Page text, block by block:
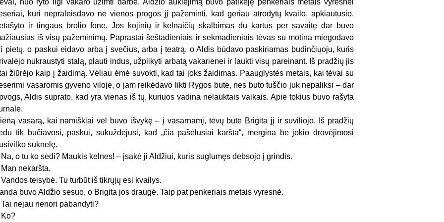
nuo ryto ligi vakaro užimti darbe, Aldžio auklėjimą buvo patikėję penkeriais metais vyresnei
kuri nepraleisdavo nė vienos progos jį pažeminti, kad geriau atrodytų kvailo, apkiautusio,
ir tingaus brolio fone. Jos kojinių ir kelnaičių skalbimas du kartus per savaitę dar buvo
iš visų pažeminimų. Paprastai šeštadieniais ir sekmadieniais tėvas su motina miegodavo
pietų, o paskui eidavo arba į svečius, arba į teatrą, o Aldis būdavo paskiriamas budinčiuoju, kuris
nukraustyti stalą, plauti indus, užplikyti arbatą vakarienei ir laukti visų pareinant. Iš pradžių jis
žiūrėjo kaip į žaidimą. Vėliau ėmė suvokti, kad tai joks žaidimas. Paauglystės metais, kai tėvai su
vasaromis gyveno viloje, o jam reikėdavo likti Rygos bute, nes buto tuščio juk nepaliksi – dar
Aldis suprato, kad yra vienas iš tų, kuriuos vadina nelauktais vaikais. Apie tokius buvo rašyta
vasarą, kai namiškiai vėl buvo išvykę – į vasarnamį, tėvų bute Brigita jį ir suviliojo. Iš pradžių
tik bučiavosi, paskui, sukuždėjusi, kad „čia pašėlusiai karšta“, mergina be jokio drovėjimosi
suknelę.
o tu ko sėdi? Maukis kelnes! – įsakė ji Aldžiui, kuris suglumęs dėbsojo į grindis.
nekaršta.
teisybė. Tu turbūt iš tikrųjų esi kvailys.
buvo Aldžio sesuo, o Brigita jos draugė. Taip pat penkeriais metais vyresnė.
nejau nenori pabandyti?